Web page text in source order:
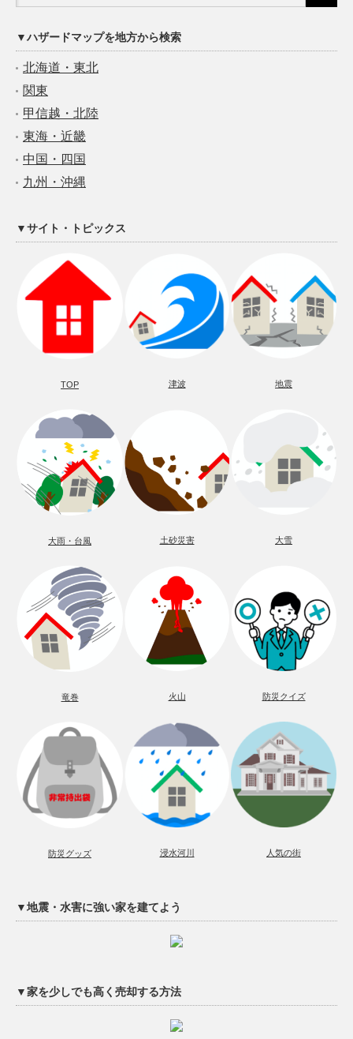
▼ハザードマップを地方から検索
北海道・東北
関東
甲信越・北陸
東海・近畿
中国・四国
九州・沖縄
▼サイト・トピックス
TOP 津波 地震
大雨・台風 土砂災害 大雪
竜巻 火山 防災クイズ
防災グッズ 浸水河川 人気の街
▼地震・水害に強い家を建てよう
▼家を少しでも高く売却する方法